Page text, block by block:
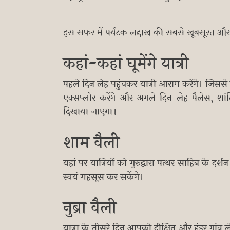
इस सफर में पर्यटक लद्दाख की सबसे खूबसूरत
कहां-कहां घूमेंगे यात्री
पहले दिन लेह पहुंचकर यात्री आराम करेंगे।
एक्सप्लोर करेंगे और अगले दिन लेह पैलेस,
दिखाया जाएगा।
शाम वैली
यहां पर यात्रियों को गुरुद्वारा पत्थर साहिब के
स्वयं महसूस कर सकेंगे।
नुब्रा वैली